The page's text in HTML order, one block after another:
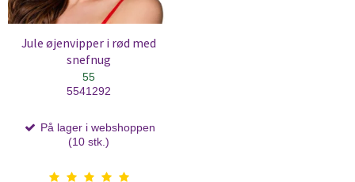
Jule øjenvipper i rød med
snefnug
55
5541292
På lager i webshoppen
(10 stk.)